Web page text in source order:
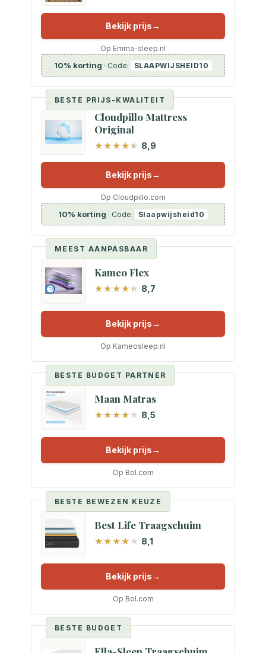
Bekijk prijs
Op Emma-sleep.nl
10% korting · Code: SLAAPWIJSHEID10
BESTE PRIJS-KWALITEIT
Cloudpillo Mattress
Original
8,9
Bekijk prijs
Op Cloudpillo.com
10% korting · Code: Slaapwijsheid10
MEEST AANPASBAAR
Kameo Flex
8,7
Bekijk prijs
Op Kameosleep.nl
BESTE BUDGET PARTNER
Maan Matras
8,5
Bekijk prijs
Op Bol.com
BESTE BEWEZEN KEUZE
Best Life Traagschuim
8,1
Bekijk prijs
Op Bol.com
BESTE BUDGET